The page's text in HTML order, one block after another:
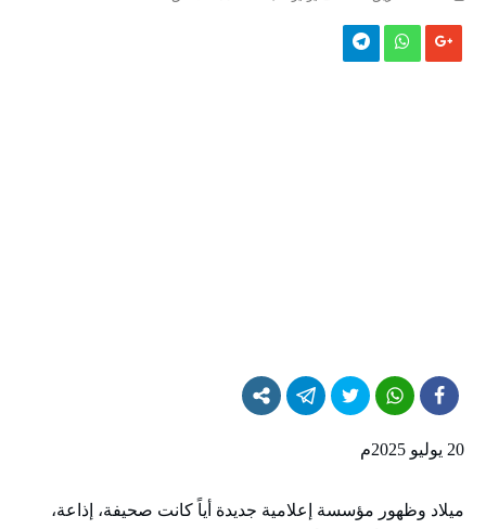
20 يوليو 2025م
ميلاد وظهور مؤسسة إعلامية جديدة أياً كانت صحيفة، إذاعة،